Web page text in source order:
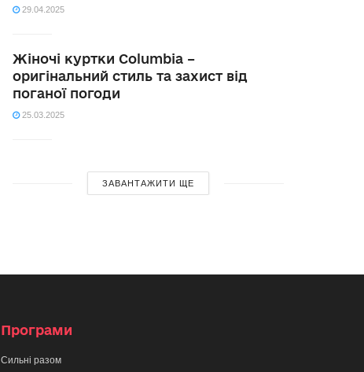
29.04.2025
Жіночі куртки Columbia –
оригінальний стиль та захист від
поганої погоди
25.03.2025
ЗАВАНТАЖИТИ ЩЕ
Програми
Сильні разом